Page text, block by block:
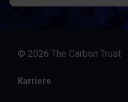
© 2026 The Carbon Trust
Karriere